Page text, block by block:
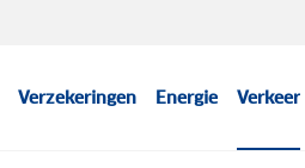
Verzekeringen Energie Verkeer